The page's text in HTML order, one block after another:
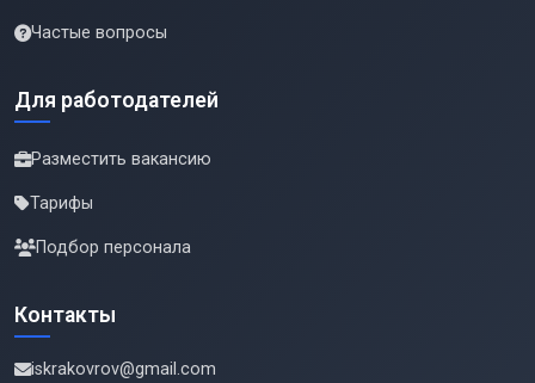
Частые вопросы
Для работодателей
Разместить вакансию
Тарифы
Подбор персонала
Контакты
iskrakovrov@gmail.com